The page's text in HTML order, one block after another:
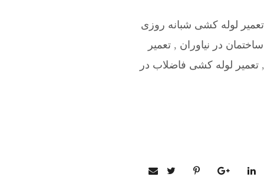
تعمیر لوله کشی شبانه روزی
در نیاوران ,تعمیر
, تعمیر لوله کشی فاضلاب در